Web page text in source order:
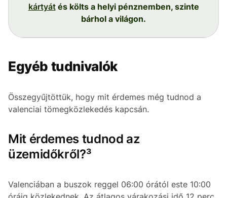
kártyátés költs a helyi pénznemben, szinte
bárhol a világon.
Egyéb tudnivalók
Összegyűjtöttük, hogy mit érdemes még tudnod a
valenciai tömegközlekedés kapcsán.
Mit érdemes tudnod az
üzemidőkről?³
Valenciában a buszok reggel 06:00 órától este 10:00